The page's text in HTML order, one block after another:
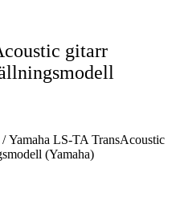
gitarr
/ Yamaha LS-TA TransAcoustic
(Yamaha)